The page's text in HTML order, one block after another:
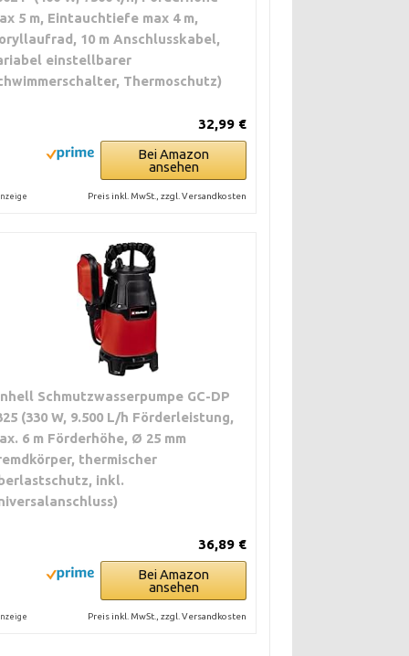
€ 1.087,50 €
5 m, Eintauchtiefe max 4 m,
10 m Anschlusskabel,
einstellbarer
Thermoschutz)
32,99 €
Bei Amazon
ansehen
Preis inkl. MwSt., zzgl. Versandkosten
Schmutzwasserpumpe GC-DP
(330 W, 9.500 L/h Förderleistung,
6 m Förderhöhe, Ø 25 mm
thermischer
inkl.
36,89 €
Bei Amazon
ansehen
Preis inkl. MwSt., zzgl. Versandkosten